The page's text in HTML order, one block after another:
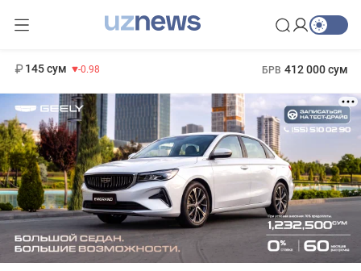
145 сум -0.98 БРВ 412 000 сум